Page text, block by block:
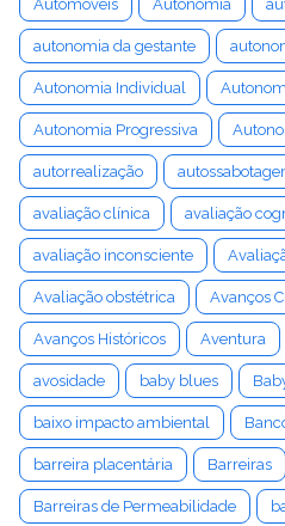
Automóveis Autonomia
autonomia da gestante
Autonomia Individual
Autonomia Progressiva
autorrealização
avaliação clínica avaliação
avaliação inconsciente
Avaliação obstétrica Avanços
Avanços Históricos Aventura
avosidade baby blues
baixo impacto ambiental
barreira placentária Barreiras
Barreiras de Permeabilidade